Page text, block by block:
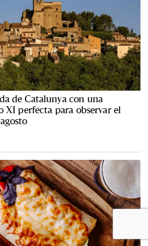
de Catalunya con una
XI perfecta para observar el